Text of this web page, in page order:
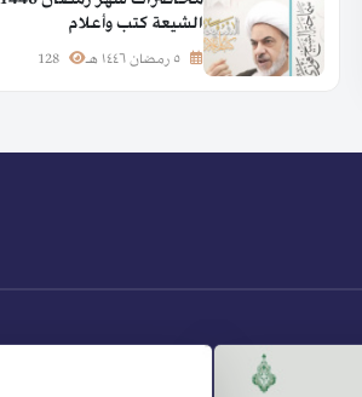
الشيعة كتب وأعلام